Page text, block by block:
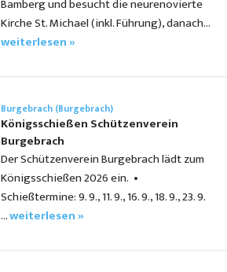
Bamberg und besucht die neurenovierte
Kirche St. Michael (inkl. Führung), danach…
weiterlesen »
Burgebrach (Burgebrach)
Königsschießen Schützenverein
Burgebrach
Der Schützenverein Burgebrach lädt zum
Königsschießen 2026 ein. •
Schießtermine: 9. 9., 11. 9., 16. 9., 18. 9., 23. 9.
…weiterlesen »